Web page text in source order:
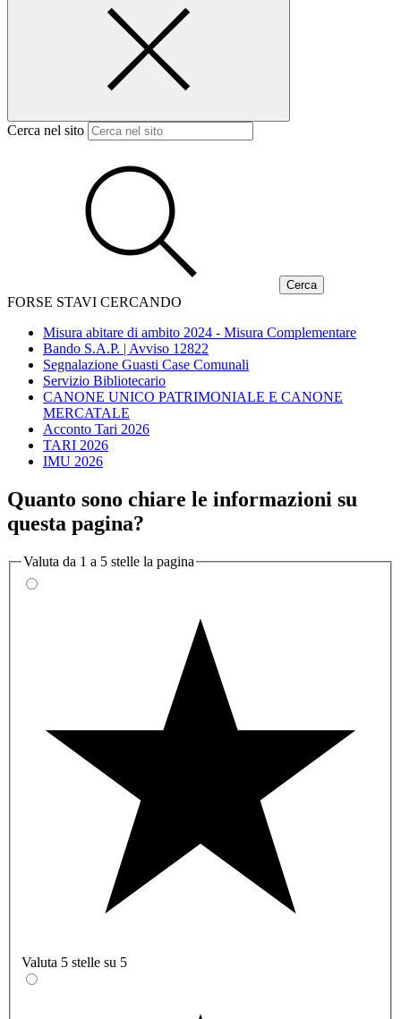
Cerca nel sito
FORSE STAVI CERCANDO
Misura abitare di ambito 2024 - Misura Complementare
Bando S.A.P. | Avviso 12822
Segnalazione Guasti Case Comunali
Servizio Bibliotecario
CANONE UNICO PATRIMONIALE E CANONE
MERCATALE
Acconto Tari 2026
TARI 2026
IMU 2026
Quanto sono chiare le informazioni su
questa pagina?
Valuta da 1 a 5 stelle la pagina
Valuta 5 stelle su 5